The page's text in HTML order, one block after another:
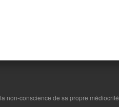
non-conscience de sa propre médiocrité